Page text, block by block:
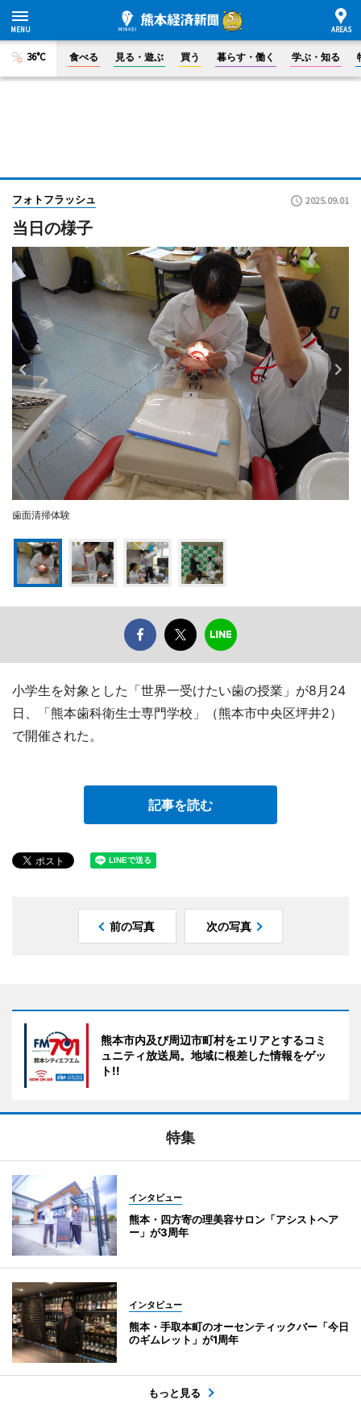
36°C 食べる 見る・遊ぶ 買う 暮らす・働く 学ぶ・知る
フォトフラッシュ 2025.09.01
当日の様子
歯面清掃体験
小学生を対象とした「世界一受けたい歯の授業」が8月24
日、「熊本歯科衛生士専門学校」（熊本市中央区坪井2）
で開催された。
記事を読む
前の写真 次の写真
熊本市内及び周辺市町村をエリアとするコミ
ュニティ放送局。地域に根差した情報をゲッ
ト!!
特集
インタビュー
熊本・四方寄の理美容サロン「アシストヘア
ー」が3周年
インタビュー
熊本・手取本町のオーセンティックバー「今日
のギムレット」が1周年
もっと見る